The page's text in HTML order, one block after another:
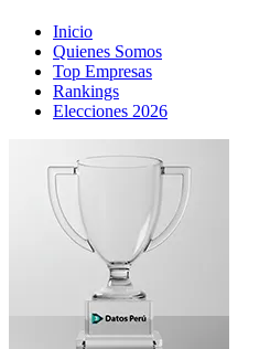
Inicio
Quienes Somos
Top Empresas
Rankings
Elecciones 2026